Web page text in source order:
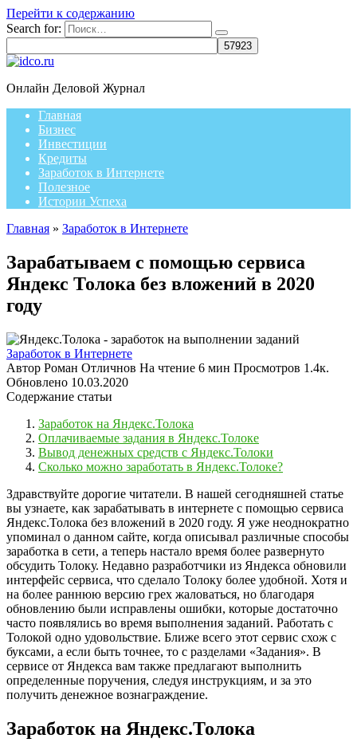
Перейти к содержанию
Search for:
Онлайн Деловой Журнал
Главная
Бизнес
Инвестиции
Кредиты
Заработок в Интернете
Полезное
Истории Успеха
Главная » Заработок в Интернете
Зарабатываем с помощью сервиса
Яндекс Толока без вложений в 2020
году
Заработок в Интернете
Автор Роман Отличнов На чтение 6 мин Просмотров 1.4к.
Обновлено 10.03.2020
Содержание статьи
Заработок на Яндекс.Толока
Оплачиваемые задания в Яндекс.Толоке
Вывод денежных средств с Яндекс.Толоки
Сколько можно заработать в Яндекс.Толоке?
Здравствуйте дорогие читатели. В нашей сегодняшней статье
вы узнаете, как зарабатывать в интернете с помощью сервиса
Яндекс.Толока без вложений в 2020 году. Я уже неоднократно
упоминал о данном сайте, когда описывал различные способы
заработка в сети, а теперь настало время более развернуто
обсудить Толоку. Недавно разработчики из Яндекса обновили
интерфейс сервиса, что сделало Толоку более удобной. Хотя и
на более раннюю версию грех жаловаться, но благодаря
обновлению были исправлены ошибки, которые достаточно
часто появлялись во время выполнения заданий. Работать с
Толокой одно удовольствие. Ближе всего этот сервис схож с
буксами, а если быть точнее, то с разделами «Задания». В
сервисе от Яндекса вам также предлагают выполнить
определенные поручения, следуя инструкциям, и за это
получить денежное вознаграждение.
Заработок на Яндекс.Толока